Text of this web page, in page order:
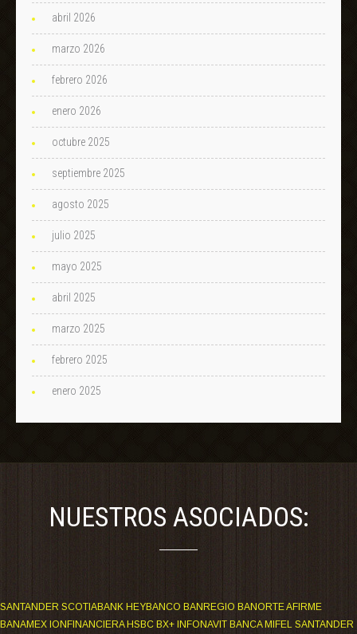
abril 2026
marzo 2026
febrero 2026
enero 2026
octubre 2025
septiembre 2025
agosto 2025
julio 2025
mayo 2025
abril 2025
marzo 2025
febrero 2025
enero 2025
NUESTROS ASOCIADOS:
SANTANDER SCOTIABANK HEYBANCO BANREGIO BANORTE AFIRME
BANAMEX IONFINANCIERA HSBC BX+ INFONAVIT BANCA MIFEL SANTANDER